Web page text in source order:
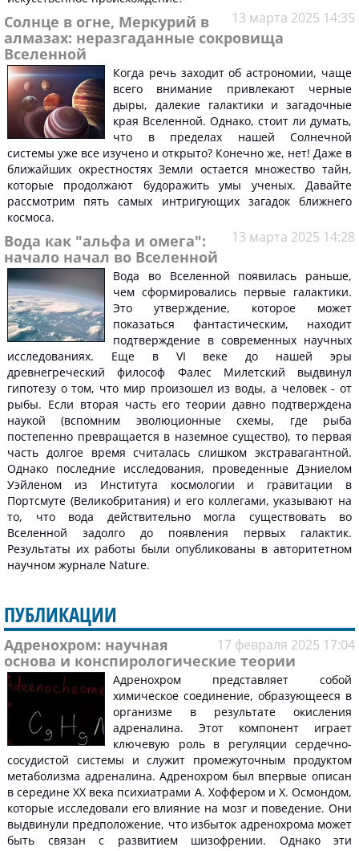
13 марта 2025 14:35
Солнце в огне, Меркурий в
алмазах: неразгаданные сокровища
Вселенной
Когда речь заходит об астрономии, чаще
всего внимание привлекают черные
дыры, далекие галактики и загадочные
края Вселенной. Однако, стоит ли думать,
что в пределах нашей Солнечной
системы уже все изучено и открыто? Конечно же, нет! Даже в
ближайших окрестностях Земли остается множество тайн,
которые продолжают будоражить умы ученых. Давайте
рассмотрим пять самых интригующих загадок ближнего
космоса.
13 марта 2025 14:28
Вода как "альфа и омега":
начало начал во Вселенной
Вода во Вселенной появилась раньше,
чем сформировались первые галактики.
Это утверждение, которое может
показаться фантастическим, находит
подтверждение в современных научных
исследованиях. Еще в VI веке до нашей эры
древнегреческий философ Фалес Милетский выдвинул
гипотезу о том, что мир произошел из воды, а человек - от
рыбы. Если вторая часть его теории давно подтверждена
наукой (вспомним эволюционные схемы, где рыба
постепенно превращается в наземное существо), то первая
часть долгое время считалась слишком экстравагантной.
Однако последние исследования, проведенные Дэниелом
Уэйленом из Института космологии и гравитации в
Портсмуте (Великобритания) и его коллегами, указывают на
то, что вода действительно могла существовать во
Вселенной задолго до появления первых галактик.
Результаты их работы были опубликованы в авторитетном
научном журнале Nature.
ПУБЛИКАЦИИ
17 февраля 2025 17:04
Адренохром: научная
основа и конспирологические теории
Адренохром представляет собой
химическое соединение, образующееся в
организме в результате окисления
адреналина. Этот компонент играет
ключевую роль в регуляции сердечно-
сосудистой системы и служит промежуточным продуктом
метаболизма адреналина. Адренохром был впервые описан
в середине XX века психиатрами А. Хоффером и Х. Осмондом,
которые исследовали его влияние на мозг и поведение. Они
выдвинули предположение, что избыток адренохрома может
быть связан с развитием шизофрении. Однако эти